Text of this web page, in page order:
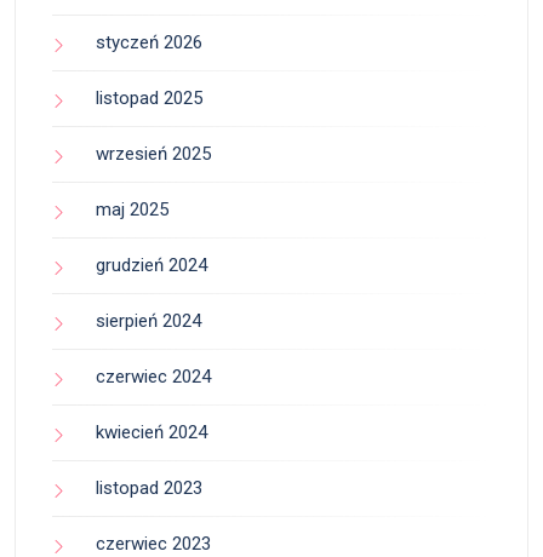
styczeń 2026
listopad 2025
wrzesień 2025
maj 2025
grudzień 2024
sierpień 2024
czerwiec 2024
kwiecień 2024
listopad 2023
czerwiec 2023